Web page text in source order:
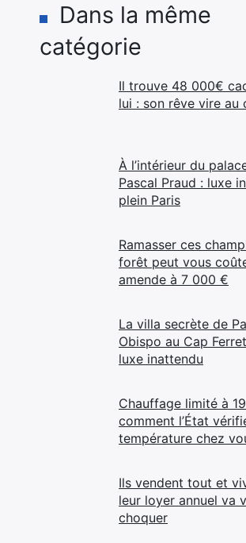
Dans la même
catégorie
Il trouve 48 000€
lui : son rêve vire au
À l’intérieur du
Pascal Praud : luxe
plein Paris
Ramasser ces
forêt peut vous
amende à 7 000 €
La villa secrète de
Obispo au Cap
luxe inattendu
Chauffage limité à
comment l’État
température chez
Ils vendent tout et
leur loyer annuel va
choquer